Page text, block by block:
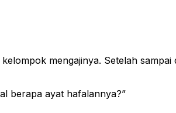
mengajinya. Setelah
berapa ayat hafalannya?”